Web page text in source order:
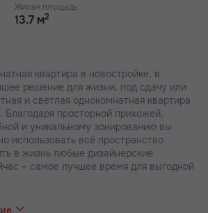
Жилая площадь
13.7 м2
квартира в новостройке, в
решение для жизни, под сдачу или
и светлая однокомнатная квартира
просторной прихожей,
и уникальному зонированию вы
использовать всё пространство
в жизнь любые дизайнерские
– самое лучшее время для выгодной
по актуальным